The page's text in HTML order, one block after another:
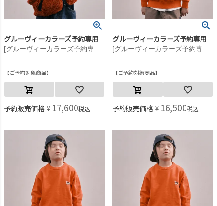
グルーヴィーカラーズ予約専用
[グルーヴィーカラーズ予約専用] シープボア JK【10月入荷予定】 5R赤
ご予約対象商品
予約販売価格 ¥ 17,600税込
グルーヴィーカラーズ予約専用
[グルーヴィーカラーズ予約専用] GRVYCLRS クルーネックニット【9月入荷予定】 15ORオレンジ
ご予約対象商品
予約販売価格 ¥ 16,500税込